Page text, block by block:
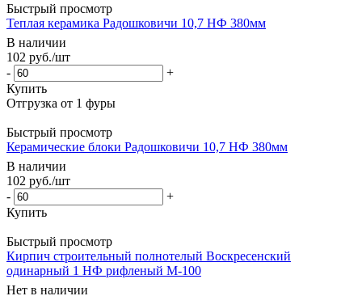
Быстрый просмотр
Теплая керамика Радошковичи 10,7 НФ 380мм
В наличии
102 руб./шт
-
+
Купить
Быстрый просмотр
Керамические блоки Радошковичи 10,7 НФ 380мм
В наличии
102 руб./шт
-
+
Купить
Быстрый просмотр
Кирпич строительный полнотелый Воскресенский
одинарный 1 НФ рифленый М-100
Нет в наличии